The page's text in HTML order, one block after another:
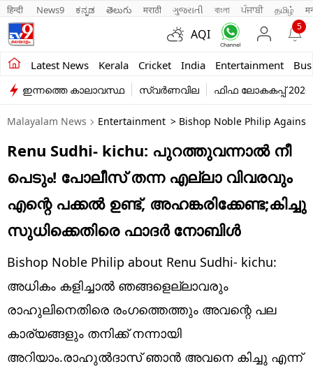
हिन्दी News9 ಕನ್ನಡ తెలుగు मराठी ગુજરાતી বাংলা ਪੰਜਾਬੀ தமிழ்
AQI
5
Latest News Kerala Cricket India Entertainment
Kerala
India
Entertainment
Business
Education
Sports
Lifestyle
world
Technology
Religion
ഇന്നത്തെ കാലാവസ്ഥ സ്വർണവില ഫിഫ ലോകകപ്പ് 2026
Malayalam News Entertainment > Bishop Noble Philip Against
Renu Sudhi- kichu: പുറത്തുവന്നാൽ നീ
പെടും! പോലീസ് തന്ന എല്ലാ വിവരവും
എന്റെ പക്കൽ ഉണ്ട്, അഹങ്കരിക്കേണ്ട;കിച്ചു
സുധിക്കെതിരെ ഫാദർ നോബിൾ
Bishop Noble Philip about Renu Sudhi- kichu:
അധികം കളിച്ചാൽ ഞങ്ങളെല്ലാവരും
രാഹുലിനെതിരെ രംഗത്തെത്തും അവന്റെ പല
കാര്യങ്ങളും തനിക്ക് നന്നായി
അറിയാം.രാഹുൽദാസ് ഞാൻ അവനെ കിച്ചു എന്ന്